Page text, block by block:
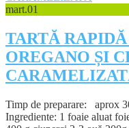
mart.01
TARTĂ
OREGANO ȘI
Timp de preparare: aprox
Ingrediente: 1 foaie aluat